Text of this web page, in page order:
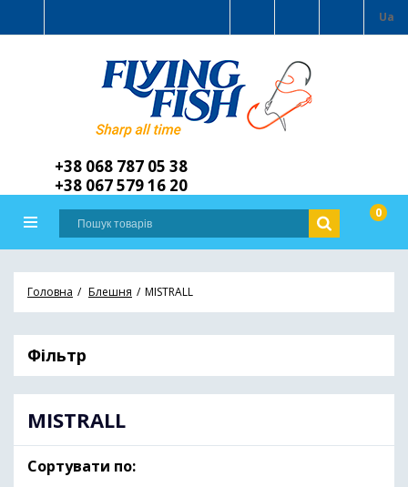
Ua
+38 068 787 05 38
+38 067 579 16 20
0
Головна Блешня MISTRALL
Фільтр
MISTRALL
Сортувати по: